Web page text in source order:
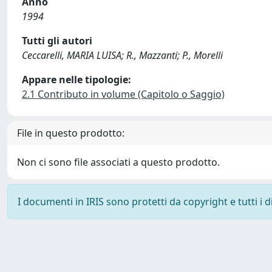
1994
Tutti gli autori
Ceccarelli, MARIA LUISA; R., Mazzanti; P., Morelli
Appare nelle tipologie:
2.1 Contributo in volume (Capitolo o Saggio)
File in questo prodotto:
Non ci sono file associati a questo prodotto.
I documenti in IRIS sono protetti da copyright e tutti i